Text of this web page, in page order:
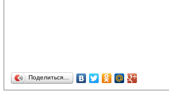
Поделиться…